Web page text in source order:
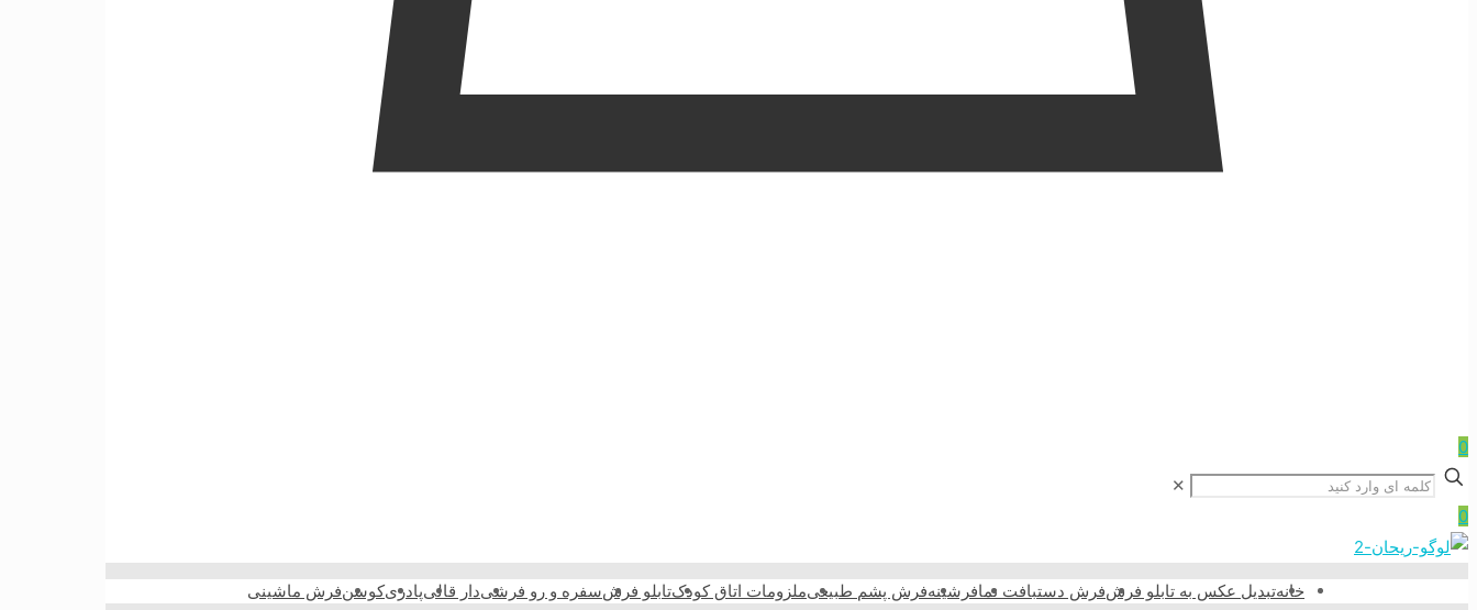
0
✕
0
خانهتبدیل عکس به تابلو فرشفرش دستبافت نمافرشینهفرش پشم طبیعیملزومات اتاق کودکتابلو فرشسفره و رو فرشیدار قالیپادریکوسنفرش ماشینی